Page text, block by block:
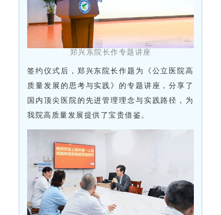
郑兴东院长作专题讲座
签约仪式后，郑兴东院长作题为《公立医院高
质量发展的思考与实践》的专题讲座，分享了
国内顶尖医院的先进管理理念与实践路径，为
我院高质量发展提供了宝贵借鉴。